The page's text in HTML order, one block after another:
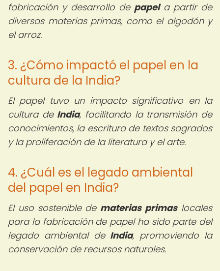
fabricación y desarrollo de papela partir de
diversas materias primas, como el algodón y
el arroz.
3. ¿Cómo impactó el papel en la
cultura de la India?
El papel tuvo un impacto significativo en la
cultura de India, facilitando la transmisión de
conocimientos, la escritura de textos sagrados
y la proliferación de la literatura y el arte.
4. ¿Cuál es el legado ambiental
del papel en India?
El uso sostenible de materias primaslocales
para la fabricación de papel ha sido parte del
legado ambiental de India, promoviendo la
conservación de recursos naturales.